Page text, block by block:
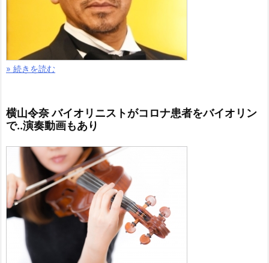
» 続きを読む
横山令奈 バイオリニストがコロナ患者をバイオリン
で..演奏動画もあり